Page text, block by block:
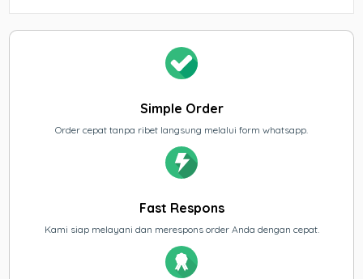
Simple Order
Order cepat tanpa ribet langsung melalui form whatsapp.
Fast Respons
Kami siap melayani dan merespons order Anda dengan cepat.